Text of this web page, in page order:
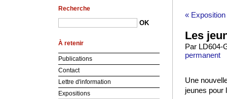
«
Les
Par LD604-
permanent
Une
jeunes pour
Recherche
À retenir
Publications
Contact
Lettre d'information
Expositions